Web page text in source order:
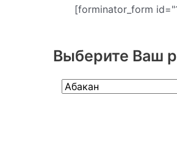
[forminator_form
Выберите Ваш